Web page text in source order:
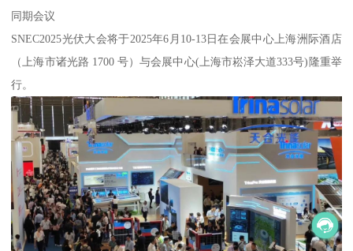
同期会议
SNEC2025光伏大会将于2025年6月10-13日在会展中心上海洲际酒店
（上海市诸光路 1700 号）与会展中心(上海市崧泽大道333号)隆重举
行。